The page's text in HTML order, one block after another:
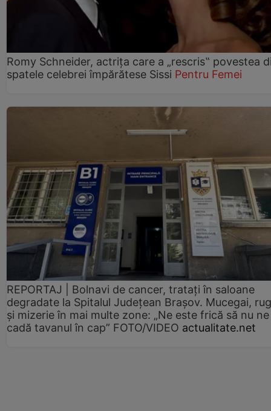
Romy Schneider, actrița care a „rescris‟ povestea
spatele celebrei împărătese Sissi Pentru Femei
REPORTAJ | Bolnavi de cancer, tratați în saloane
degradate la Spitalul Județean Brașov. Mucegai,
și mizerie în mai multe zone: „Ne este frică să nu ne
cadă tavanul în cap” FOTO/VIDEO actualitate.net